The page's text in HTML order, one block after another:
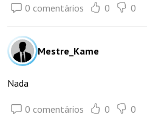
0 comentários 0 0
Mestre_Kame
Nada
0 comentários 0 0